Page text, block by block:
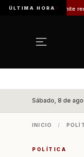
ÚLTIMA HORA
requerirá declaración
Sábado, 8 de
INICIO /
POLÍTICA